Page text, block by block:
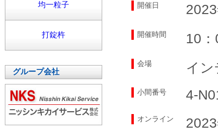
均一粒子
打錠杵
グループ会社
開催日
開催時間 10
会場 イン
小間番号
オンライン